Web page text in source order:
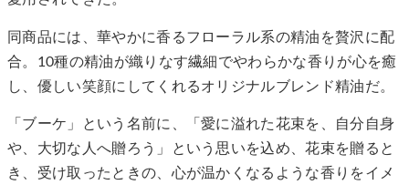
同商品には、華やかに香るフローラル系の精油を贅沢に配
合。10種の精油が織りなす繊細でやわらかな香りが心を癒
し、優しい笑顔にしてくれるオリジナルブレンド精油だ。
「ブーケ」という名前に、「愛に溢れた花束を、自分自身
や、大切な人へ贈ろう」という思いを込め、花束を贈ると
き、受け取ったときの、心が温かくなるような香りをイメ